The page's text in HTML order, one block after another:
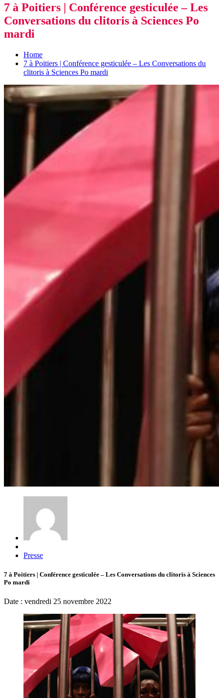
7 à Poitiers | Conférence gesticulée – Les
Conversations du clitoris à Sciences Po
mardi
Home
7 à Poitiers | Conférence gesticulée – Les Conversations du
clitoris à Sciences Po mardi
Presse
7 à Poitiers | Conférence gesticulée – Les Conversations du clitoris à Sciences
Po mardi
Date : vendredi 25 novembre 2022